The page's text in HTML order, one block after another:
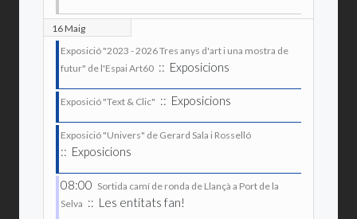
16 Maig
Exposició "2023 - 2026 Tres anys d'art i una mostra de
futur" de l'Espai Art60 :: Exposicions
Exposició "Text & Clic" :: Exposicions
Exposició "Univers" de Gerard Sala i Rosselló
:: Exposicions
08:00 Sortida camí de ronda de Llançà a Port de la
Selva :: Les entitats fan!